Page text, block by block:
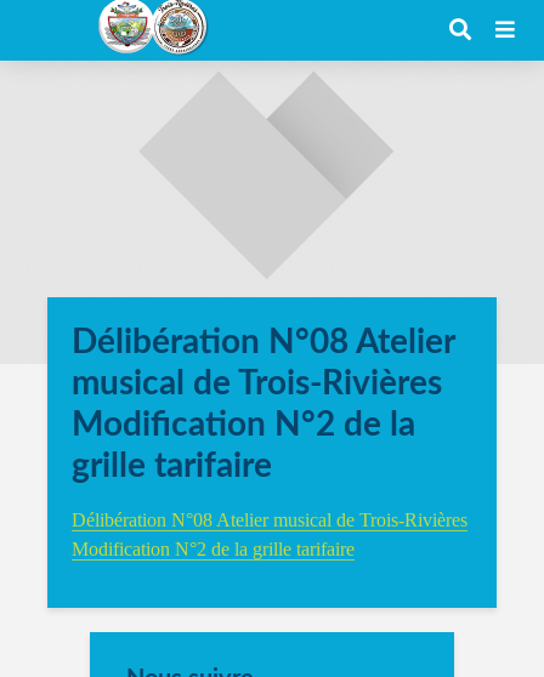
Délibération N°08 Atelier
musical de Trois-Rivières
Modification N°2 de la
grille tarifaire
Délibération N°08 Atelier musical de Trois-Rivières
Modification N°2 de la grille tarifaire